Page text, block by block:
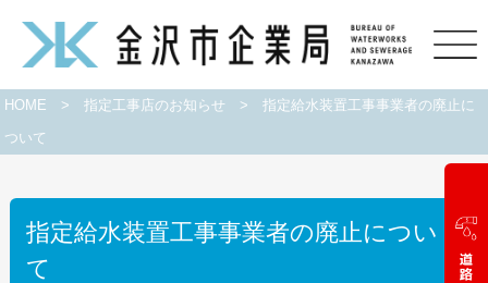
HOME >指定工事店のお知らせ >指定給水装置工事事業者の廃止に
ついて
指定給水装置工事事業者の廃止につい
て